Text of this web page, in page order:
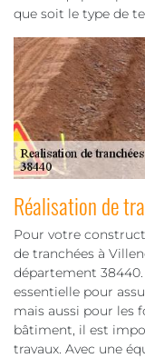
que soit le type de
Réalisation de
Pour votre
de tranchées à
département
essentielle pour
mais aussi pour les
bâtiment, il est
travaux. Avec une